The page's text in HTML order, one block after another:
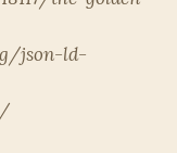
json-ld-